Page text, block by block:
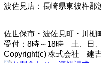
波佐見店：長崎県東彼杵郡
佐世保市・波佐見町・川棚
受付：8時～18時 土、日、
Copyright(c) 株式会社 建